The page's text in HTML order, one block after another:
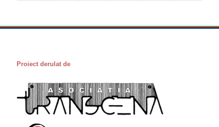
Proiect derulat de